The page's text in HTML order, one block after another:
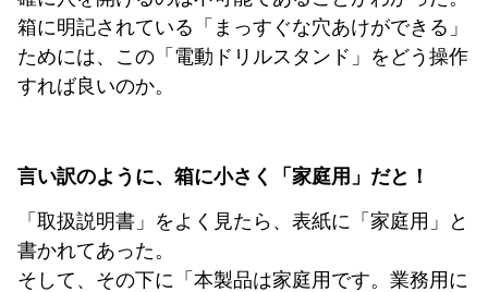
箱に明記されている「まっすぐな穴あけができる」
ためには、この「電動ドリルスタンド」をどう操作
すれば良いのか。
言い訳のように、箱に小さく「家庭用」だと！
「取扱説明書」をよく見たら、表紙に「家庭用」と
書かれてあった。
そして、その下に「本製品は家庭用です。業務用に